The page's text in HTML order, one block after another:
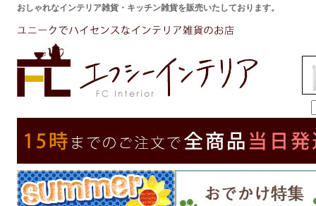
おしゃれなインテリア雑貨・キッチン雑貨を販売いたしております。